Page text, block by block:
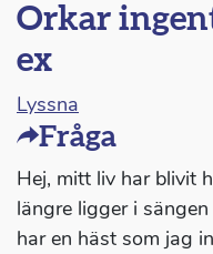
Orkar
ex
Lyssna
Fråga
Hej, mitt liv har blivit
längre ligger i
har en häst som jag